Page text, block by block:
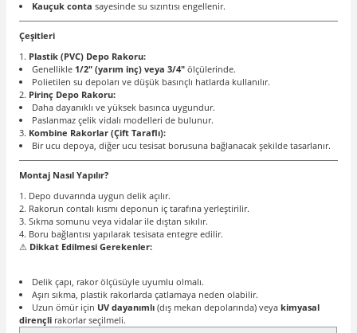
Kauçuk conta sayesinde su sızıntısı engellenir.
Çeşitleri
Plastik (PVC) Depo Rakoru:
Genellikle 1/2" (yarım inç) veya 3/4" ölçülerinde.
Polietilen su depoları ve düşük basınçlı hatlarda kullanılır.
Pirinç Depo Rakoru:
Daha dayanıklı ve yüksek basınca uygundur.
Paslanmaz çelik vidalı modelleri de bulunur.
Kombine Rakorlar (Çift Taraflı):
Bir ucu depoya, diğer ucu tesisat borusuna bağlanacak şekilde tasarlanır.
Montaj Nasıl Yapılır?
Depo duvarında uygun delik açılır.
Rakorun contalı kısmı deponun iç tarafına yerleştirilir.
Sıkma somunu veya vidalar ile dıştan sıkılır.
Boru bağlantısı yapılarak tesisata entegre edilir.
⚠ Dikkat Edilmesi Gerekenler:
Delik çapı, rakor ölçüsüyle uyumlu olmalı.
Aşırı sıkma, plastik rakorlarda çatlamaya neden olabilir.
Uzun ömür için UV dayanımlı (dış mekan depolarında) veyakimyasal
dirençli rakorlar seçilmeli.